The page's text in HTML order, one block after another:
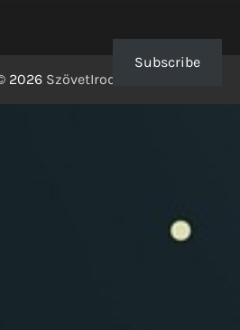
2026 SzövetIrodalom
Subscribe